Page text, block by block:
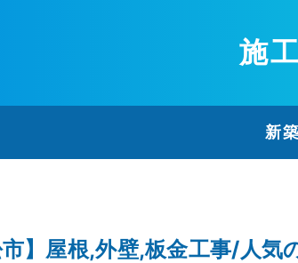
施
新
市】屋根,外壁,板金工事/人気